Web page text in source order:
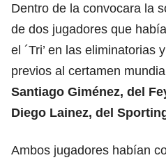
Dentro de la convocara la
de dos jugadores que
el ´Tri’ en las eliminatorias
previos al certamen
Santiago Giménez, del
Diego Lainez, del
Ambos jugadores habían